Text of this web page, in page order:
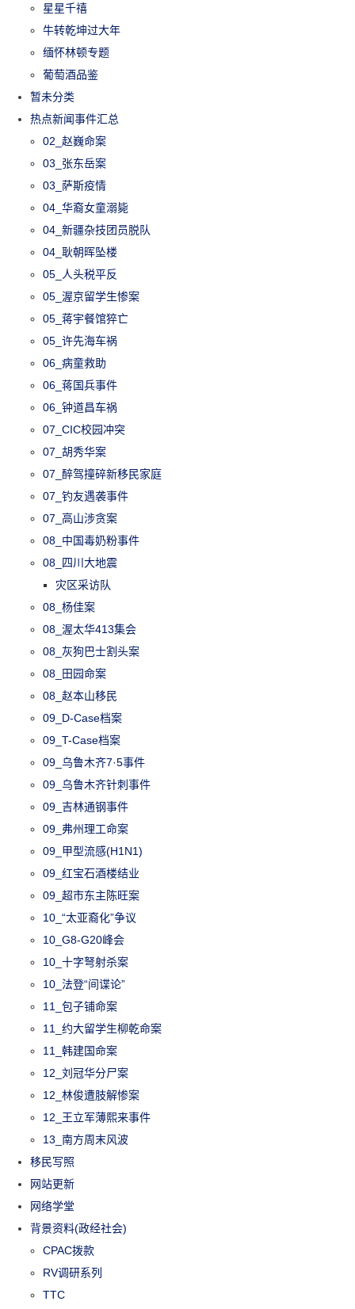
星星千禧
牛转乾坤过大年
缅怀林顿专题
葡萄酒品鉴
暂未分类
热点新闻事件汇总
02_赵巍命案
03_张东岳案
03_萨斯疫情
04_华裔女童溺毙
04_新疆杂技团员脱队
04_耿朝晖坠楼
05_人头税平反
05_渥京留学生惨案
05_蒋宇餐馆猝亡
05_许先海车祸
06_病童救助
06_蒋国兵事件
06_钟道昌车祸
07_CIC校园冲突
07_胡秀华案
07_醉驾撞碎新移民家庭
07_钓友遇袭事件
07_高山涉贪案
08_中国毒奶粉事件
08_四川大地震
灾区采访队
08_杨佳案
08_渥太华413集会
08_灰狗巴士割头案
08_田园命案
08_赵本山移民
09_D-Case档案
09_T-Case档案
09_乌鲁木齐7·5事件
09_乌鲁木齐针刺事件
09_吉林通钢事件
09_弗州理工命案
09_甲型流感(H1N1)
09_红宝石酒楼结业
09_超市东主陈旺案
10_“太亚裔化”争议
10_G8-G20峰会
10_十字弩射杀案
10_法登“间谍论”
11_包子铺命案
11_约大留学生柳乾命案
11_韩建国命案
12_刘冠华分尸案
12_林俊遭肢解惨案
12_王立军薄熙来事件
13_南方周末风波
移民写照
网站更新
网络学堂
背景资料(政经社会)
CPAC拨款
RV调研系列
TTC